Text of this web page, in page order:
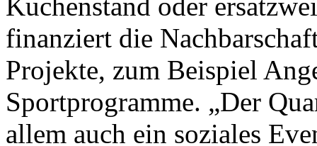
finanziert die
Projekte, zum Beispiel
Sportprogramme. „Der
allem auch ein soziales